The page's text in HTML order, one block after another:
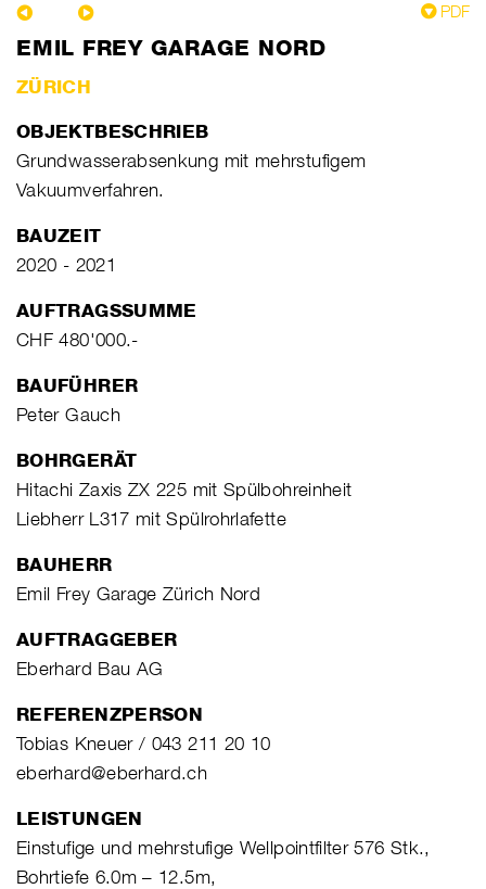
PDF
EMIL FREY GARAGE NORD
ZÜRICH
OBJEKTBESCHRIEB
Grundwasserabsenkung mit mehrstufigem
Vakuumverfahren.
BAUZEIT
2020 - 2021
AUFTRAGSSUMME
CHF 480'000.-
BAUFÜHRER
Peter Gauch
BOHRGERÄT
Hitachi Zaxis ZX 225 mit Spülbohreinheit
Liebherr L317 mit Spülrohrlafette
BAUHERR
Emil Frey Garage Zürich Nord
AUFTRAGGEBER
Eberhard Bau AG
REFERENZPERSON
Tobias Kneuer / 043 211 20 10
eberhard@eberhard.ch
LEISTUNGEN
Einstufige und mehrstufige Wellpointfilter 576 Stk.,
Bohrtiefe 6.0m – 12.5m,